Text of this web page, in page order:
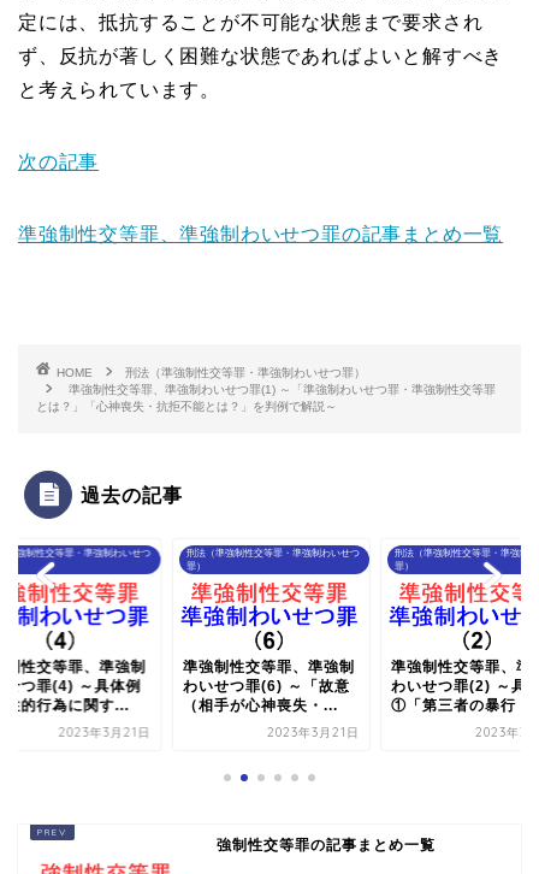
定には、抵抗することが不可能な状態まで要求され
ず、反抗が著しく困難な状態であればよいと解すべき
と考えられています。
次の記事
準強制性交等罪、準強制わいせつ罪の記事まとめ一覧
HOME
刑法（準強制性交等罪・準強制わいせつ罪）
準強制性交等罪、準強制わいせつ罪(1) ～「準強制わいせつ罪・準強制性交等罪
とは？」「心神喪失・抗拒不能とは？」を判例で解説～
過去の記事
準強制性交等罪・準強制わいせつ
制性交等罪、準強制
せつ罪(4) ～具体例
的行為に関す...
2023年3月21日
刑法（準強制性交等罪・準強制わいせつ
罪）
準強制性交等罪、準強制
わいせつ罪(6) ～「故意
（相手が心神喪失・...
2023年3月21日
刑法（準強制性交等罪・準強制
罪）
準強制性交等罪、準
わいせつ罪(2) ～具
①「第三者の暴行・
2023年3
強制性交等罪の記事まとめ一覧